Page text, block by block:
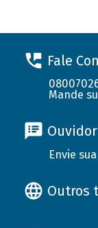
Fale
Mande
Envie
Outros